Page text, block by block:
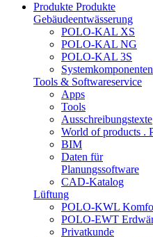
Produkte Produkte
Gebäudeentwässerung
POLO-KAL XS
POLO-KAL NG
POLO-KAL 3S
Systemkomponenten
Tools & Softwareservice
Apps
Tools
Ausschreibungstexte
World of products .
BIM
Daten für
Planungssoftware
CAD-Katalog
Lüftung
POLO-KWL
POLO-EWT
Privatkunde